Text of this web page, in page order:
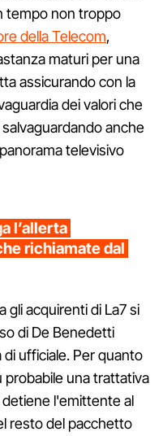
tempo non troppo
della Telecom,
maturi per una
assicurando con la
dei valori che
anche
televisivo
l’allerta
richiamate dal
gli acquirenti di La7 si
di De Benedetti
ufficiale. Per quanto
probabile una trattativa
l'emittente al
resto del pacchetto